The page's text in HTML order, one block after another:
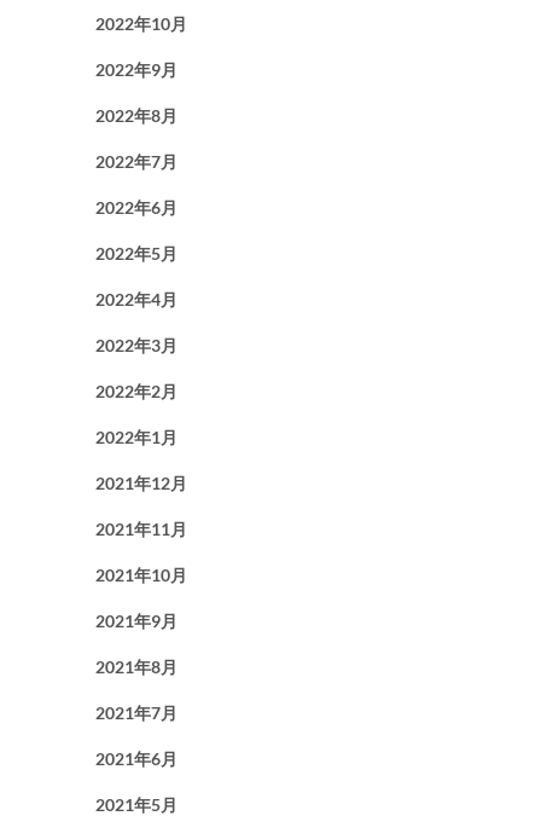
2022年10月
2022年9月
2022年8月
2022年7月
2022年6月
2022年5月
2022年4月
2022年3月
2022年2月
2022年1月
2021年12月
2021年11月
2021年10月
2021年9月
2021年8月
2021年7月
2021年6月
2021年5月